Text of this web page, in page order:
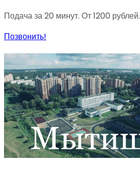
Подача за 20 минут. От 1200 рублей.
Позвонить!